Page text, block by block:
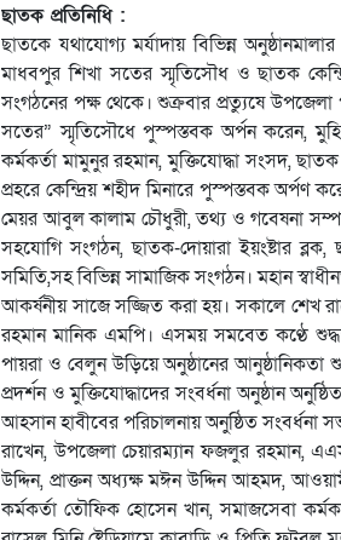
ছাতক প্রতিনিধি :
ছাতকে যথাযোগ্য মর্যাদায় বিভিন্ন
মাধবপুর শিখা সতের স্মৃতিসৌধ ও ছাতক
সংগঠনের পক্ষ থেকে। শুক্রবার প্রত্যুষে
সতের” স্মৃতিসৌধে পুস্পস্তবক অর্পন করেন,
কর্মকর্তা মামুনুর রহমান, মুক্তিযোদ্ধা সংসদ,
প্রহরে কেন্দ্রিয় শহীদ মিনারে পুস্পস্তবক
মেয়র আবুল কালাম চৌধুরী, তথ্য ও গবেষনা
সহযোগি সংগঠন, ছাতক-দোয়ারা ইয়ংষ্টার
সমিতি,সহ বিভিন্ন সামাজিক সংগঠন। মহান
আকর্ষনীয় সাজে সজ্জিত করা হয়। সকালে শেখ
রহমান মানিক এমপি। এসময় সমবেত কণ্ঠে
পায়রা ও বেলুন উড়িয়ে অনুষ্ঠানের
প্রদর্শন ও মুক্তিযোদ্ধাদের সংবর্ধনা অনুষ্ঠান
আহসান হাবীবের পরিচালনায় অনুষ্ঠিত সংবর্ধনা
রাখেন, উপজেলা চেয়ারম্যান ফজলুর রহমান,
উদ্দিন, প্রাক্তন অধ্যক্ষ মঈন উদ্দিন আহমদ,
কর্মকর্তা তৌফিক হোসেন খান, সমাজসেবা